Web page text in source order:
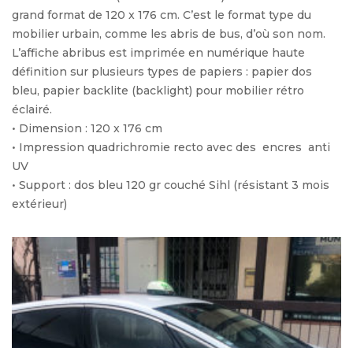
grand format de 120 x 176 cm. C’est le format type du
mobilier urbain, comme les abris de bus, d’où son nom.
L’affiche abribus est imprimée en numérique haute
définition sur plusieurs types de papiers : papier dos
bleu, papier backlite (backlight) pour mobilier rétro
éclairé.
• Dimension : 120 x 176 cm
• Impression quadrichromie recto avec des encres anti
UV
• Support : dos bleu 120 gr couché Sihl (résistant 3 mois
extérieur)